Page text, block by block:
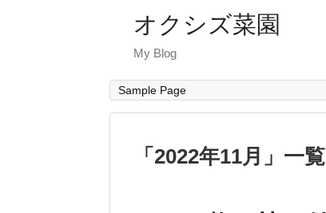
オクシズ菜園
My Blog
Sample Page
「 2022年11月 」 一覧